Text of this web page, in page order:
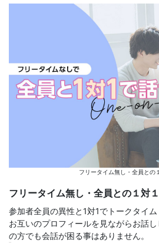
フリータイム無し・全員との
フリータイム無し・全員との１対
参加者全員の異性と1対1でトークタイム
お互いのプロフィールを見ながらお話
の方でも会話が困る事はありません。